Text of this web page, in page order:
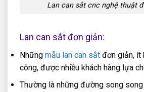
Lan can sắt cnc nghệ thuật
Lan can sắt đơn giản:
Những mẫu lan can sắt đơn giản, ít
công, được nhiều khách hàng lựa
Thường là những đường song